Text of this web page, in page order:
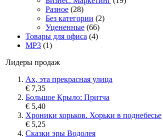
Разное (28)
Без категории (2)
Уцененные (66)
Товары для офиса (4)
MP3 (1)
Лидеры продаж
Ах, эта прекрасная улица
€ 7,35
Большое Крыло: Притча
€ 5,40
Хроники хорьков. Хорьки в поднебесье
€ 5,25
Сказки эры Водолея